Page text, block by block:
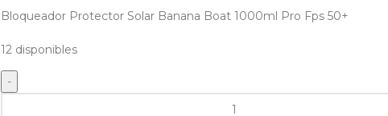
Bloqueador Protector Solar Banana Boat 1000ml Pro Fps 50+
12 disponibles